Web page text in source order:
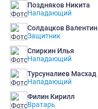
Поздняков Никита
Нападающий
Солдацков Валентин
Защитник
Спиркин Илья
Нападающий
Турсуналиев Масхад
Нападающий
Филин Кирилл
Вратарь